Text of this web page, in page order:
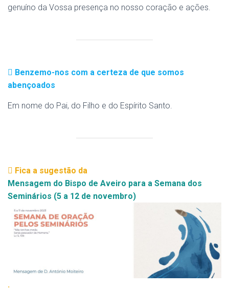
genuíno da Vossa presença no nosso coração e ações.
Benzemo-nos com a certeza de que somos
abençoados
Em nome do Pai, do Filho e do Espírito Santo.
Fica a sugestão da
Mensagem do Bispo de Aveiro para a Semana dos
Seminários (5 a 12 de novembro)
.